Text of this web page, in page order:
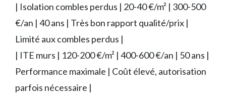
| Isolation combles perdus | 20-40 €/m² | 300-500
€/an | 40 ans | Très bon rapport qualité/prix |
Limité aux combles perdus |
| ITE murs | 120-200 €/m² | 400-600 €/an | 50 ans |
Performance maximale | Coût élevé, autorisation
parfois nécessaire |